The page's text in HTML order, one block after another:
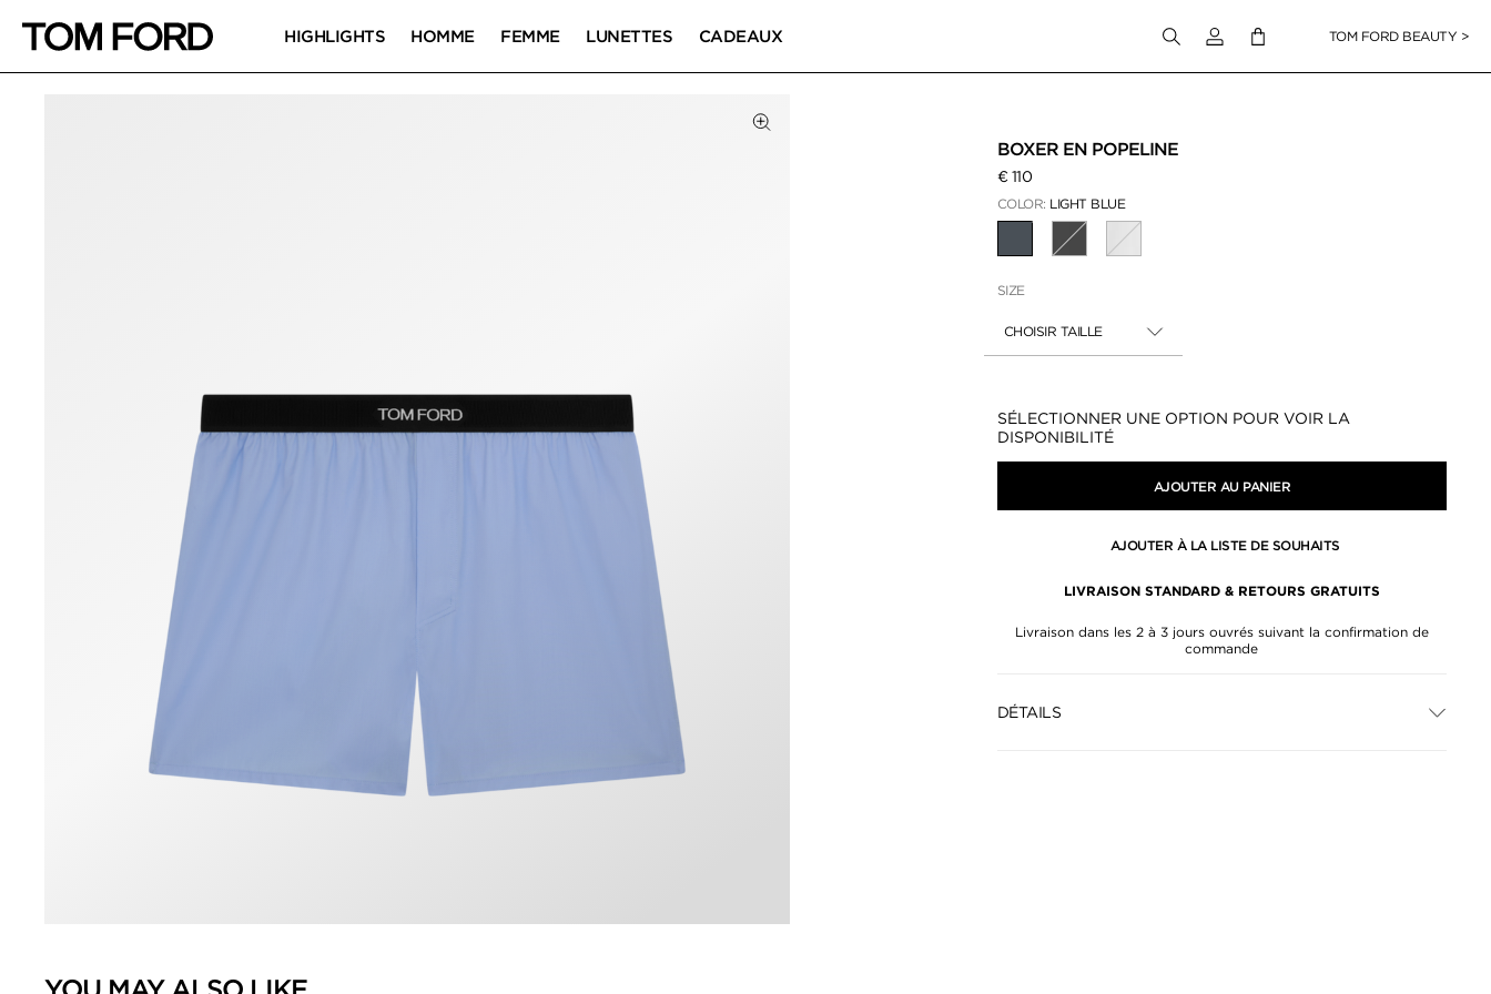
HIGHLIGHTS HOMME FEMME LUNETTES CADEAUX Connectez-vous à votre compte
TOM FORD BEAUTY >
BOXER EN POPELINE
€ 110
COLOR: LIGHT BLUE
SÉLECTIONNÉ
SIZE
CHOISIR TAILLE
Disponibilité:
SÉLECTIONNER UNE OPTION POUR VOIR LA
DISPONIBILITÉ
AJOUTER AU PANIER
AJOUTER À LA LISTE DE SOUHAITS
LIVRAISON STANDARD & RETOURS GRATUITS
Livraison dans les 2 à 3 jours ouvrés suivant la confirmation de
commande
DÉTAILS